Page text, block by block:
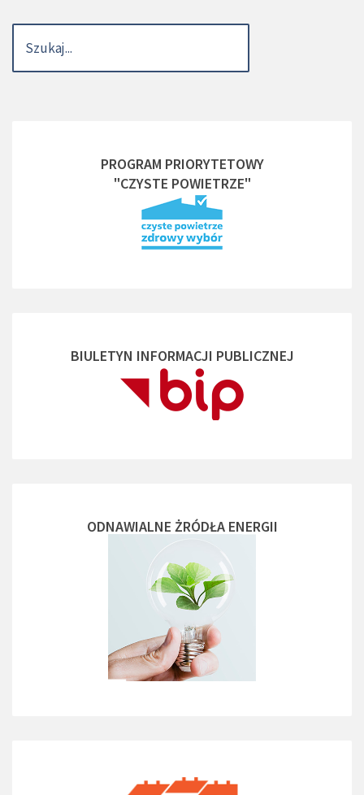
PROGRAM PRIORYTETOWY
"CZYSTE POWIETRZE"
BIULETYN INFORMACJI PUBLICZNEJ
ODNAWIALNE ŻRÓDŁA ENERGII